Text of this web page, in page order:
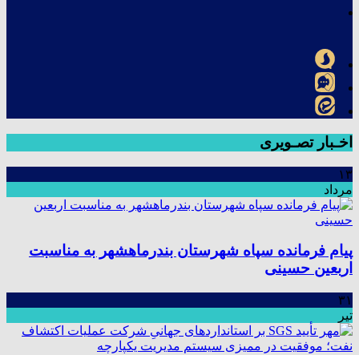
اخـبار تصـویری
۱۳
مرداد
پیام فرمانده سپاه شهرستان بندرماهشهر به مناسبت
اربعین حسینی
۳۱
تیر